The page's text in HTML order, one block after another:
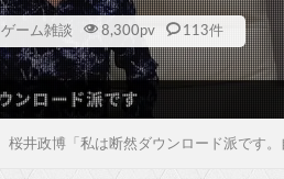
ゲーム雑談 8,300pv 113件
桜井政博「私は断然ダウンロード派です